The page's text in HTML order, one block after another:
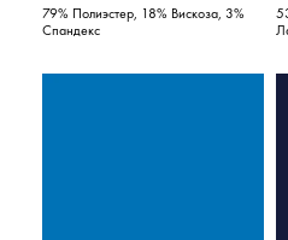
79% Полиэстер, 18% Вискоза, 3%
Спандекс